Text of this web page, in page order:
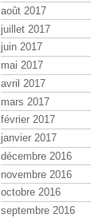
août 2017
juillet 2017
juin 2017
mai 2017
avril 2017
mars 2017
février 2017
janvier 2017
décembre 2016
novembre 2016
octobre 2016
septembre 2016